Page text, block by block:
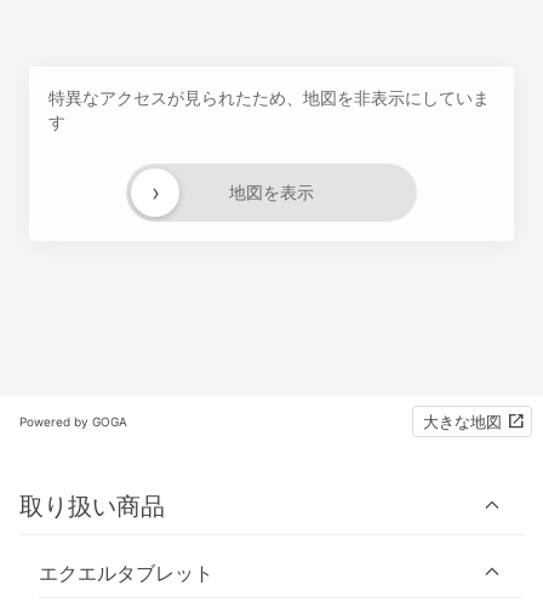
特異なアクセスが見られたため、地図を非表示にしていま
す
地図を表示
›
Powered by GOGA 大きな地図
取り扱い商品
エクエルタブレット